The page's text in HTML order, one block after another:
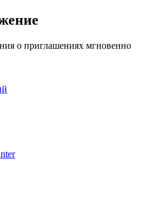
о приглашениях мгновенно